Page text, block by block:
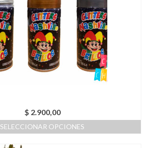
$ 2.900,00
SELECCIONAR OPCIONES